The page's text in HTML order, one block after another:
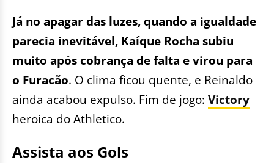
Já no apagar das luzes, quando a igualdade
parecia inevitável, Kaíque Rocha subiu
muito após cobrança de falta e virou para
o Furacão. O clima ficou quente, e Reinaldo
ainda acabou expulso. Fim de jogo: Victory
heroica do Athletico.
Assista aos Gols